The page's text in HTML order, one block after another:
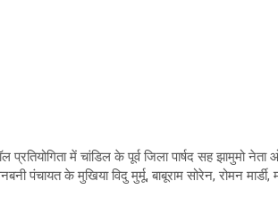
में चांडिल के पूर्व जिला पार्षद सह झामुमो नेता
के मुखिया विदु मुर्मू, बाबूराम सोरेन, रोमन मार्डी,